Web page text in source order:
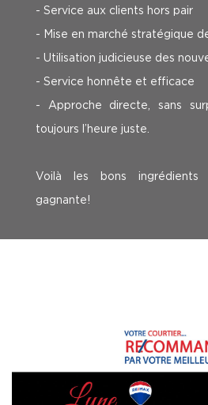
- Service aux clients hors pair
- Mise en marché stratégique
- Utilisation judicieuse des
- Service honnête et efficace
- Approche directe, sans
toujours l’heure juste.
Voilà les bons
gagnante!